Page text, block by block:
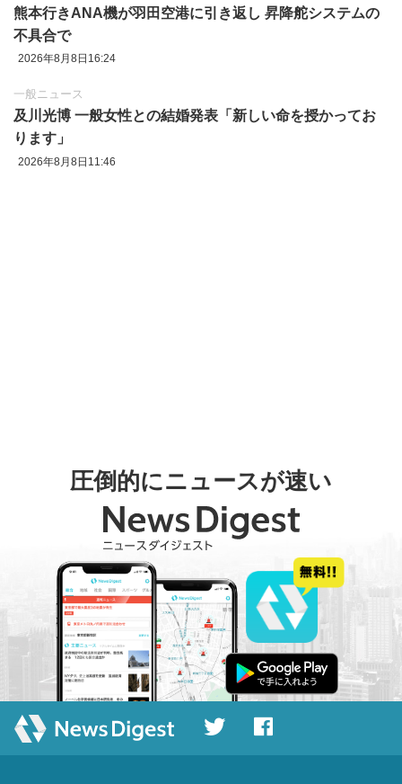
熊本行きANA機が羽田空港に引き返し 昇降舵システムの
不具合で
2026年8月8日16:24
一般ニュース
及川光博 一般女性との結婚発表「新しい命を授かってお
ります」
2026年8月8日11:46
圧倒的にニュースが速い